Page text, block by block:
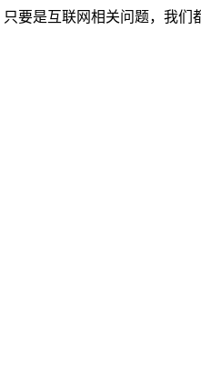
要是互联网相关问题，我